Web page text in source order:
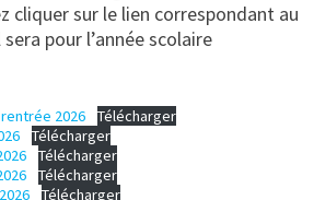
cliquer sur le lien correspondant au
pour l’année scolaire
rentrée 2026
Télécharger
Télécharger
Télécharger
Télécharger
Télécharger